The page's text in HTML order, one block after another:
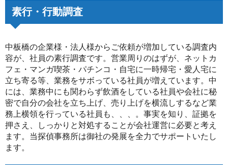
素行・行動調査
中板橋の企業様・法人様からご依頼が増加している調査内
容が、社員の素行調査です。営業周りのはずが、ネットカ
フェ・マンガ喫茶・パチンコ・自宅に一時帰宅・愛人宅に
立ち寄る等、業務をサボっている社員が増えています。中
には、業務中にも関わらず飲酒をしている社員や会社に秘
密で自分の会社を立ち上げ、売り上げを横流しするなど業
務上横領を行っている社員も、、、。事実を知り、証拠を
押さえ、しっかりと対処することが会社運営に必要と考え
ます。当探偵事務所は御社の発展を全力でサポートいたし
ます。